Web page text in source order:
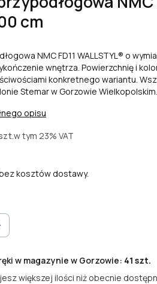
cm
NMC FD11 WALLSTYL® o
wnętrza. Powierzchnię i
konkretnego wariantu.
Stemar w Gorzowie Wielkopolskim.
opisu
w tym 23% VAT
kosztów dostawy.
w magazynie w Gorzowie: 41 szt.
większej ilości niż obecnie